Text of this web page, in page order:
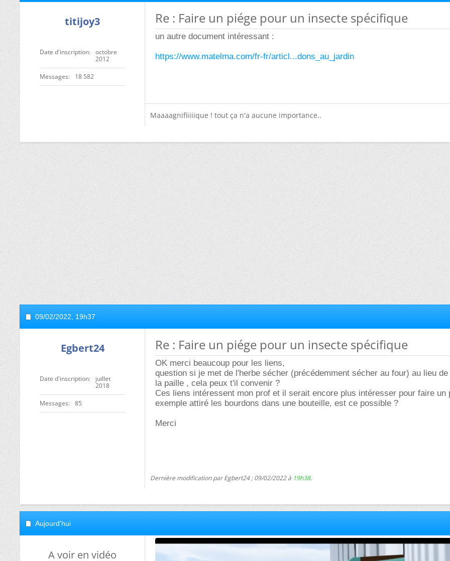
titijoy3
Date d'inscription
octobre
2012
Messages 18 582
Re : Faire un piége pour un insecte spécifique
un autre document intéressant :
https://www.matelma.com/fr-fr/articl...dons_au_jardin
Maaaagnifiiiiique ! tout ça n'a aucune importance..
09/02/2022, 19h37
Egbert24
Date d'inscription
juillet
2018
Messages 85
Re : Faire un piége pour un insecte spécifique
OK merci beaucoup pour les liens,
question si je met de l'herbe sécher (précédemment sécher au four) au lieu
la paille , cela peux t'il convenir ?
Ces liens intéressent mon prof et il serait encore plus intéresser pour faire un
exemple attiré les bourdons dans une bouteille, est ce possible ?
Merci
Dernière modification par Egbert24 ; 09/02/2022 à 19h38.
Aujourd'hui
A voir en vidéo